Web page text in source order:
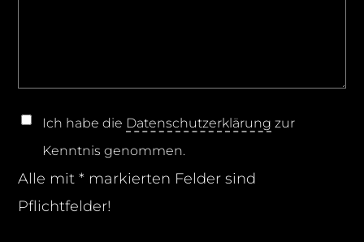
Ich habe die Datenschutzerklärung zur
Kenntnis genommen.
Alle mit * markierten Felder sind
Pflichtfelder!